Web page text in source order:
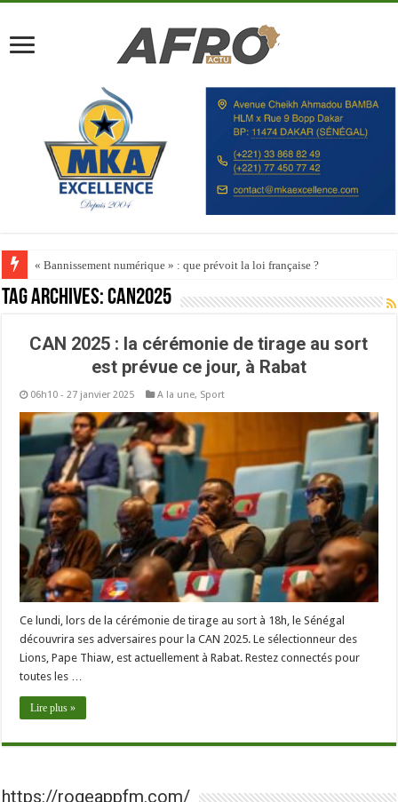
« Bannissement numérique » : que prévoit la loi française ?
Tag Archives:Can2025
CAN 2025 : la cérémonie de tirage au sort
est prévue ce jour, à Rabat
06h10 - 27 janvier 2025 A la une, Sport
Ce lundi, lors de la cérémonie de tirage au sort à 18h, le Sénégal
découvrira ses adversaires pour la CAN 2025. Le sélectionneur des
Lions, Pape Thiaw, est actuellement à Rabat. Restez connectés pour
toutes les …
Lire plus »
https://rogeappfm.com/